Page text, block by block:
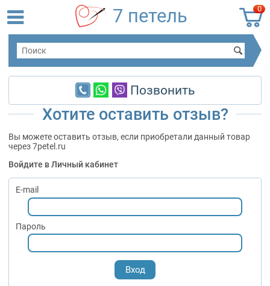
0
7 петель
Позвонить
Хотите оставить отзыв?
Вы можете оставить отзыв, если приобретали данный товар
через 7petel.ru
Войдите в Личный кабинет
E-mail
Пароль